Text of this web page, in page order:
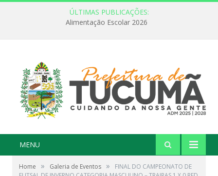
ÚLTIMAS PUBLICAÇÕES:
Alimentação Escolar 2026
MENU
Home » Galeria de Eventos »
FINAL DO CAMPEONATO DE